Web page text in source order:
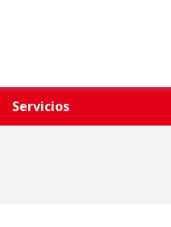
Servicios